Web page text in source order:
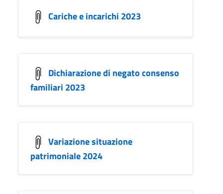
Cariche e incarichi 2023
Dichiarazione di negato consenso
familiari 2023
Variazione situazione
patrimoniale 2024